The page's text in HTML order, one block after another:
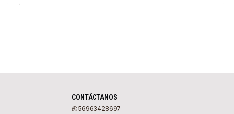
CONTÁCTANOS
56963428697